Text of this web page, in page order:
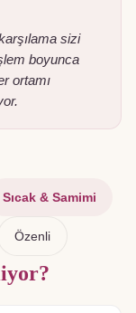
sizi
boyunca
ortamı
Sıcak & Samimi
Özenli